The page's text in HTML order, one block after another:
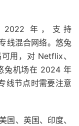
年，支持
线混合网络。悠兔
用，对 Netflix、
兔机场在 2024 年
线节点时需要注意
国、英国、印度、